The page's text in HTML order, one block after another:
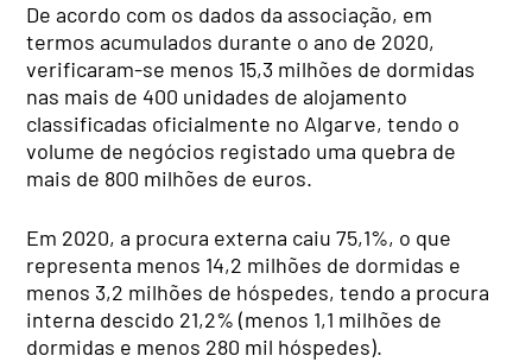
De acordo com os dados da associação, em
termos acumulados durante o ano de 2020,
verificaram-se menos 15,3 milhões de dormidas
nas mais de 400 unidades de alojamento
classificadas oficialmente no Algarve, tendo o
volume de negócios registado uma quebra de
mais de 800 milhões de euros.
Em 2020, a procura externa caiu 75,1%, o que
representa menos 14,2 milhões de dormidas e
menos 3,2 milhões de hóspedes, tendo a procura
interna descido 21,2% (menos 1,1 milhões de
dormidas e menos 280 mil hóspedes).